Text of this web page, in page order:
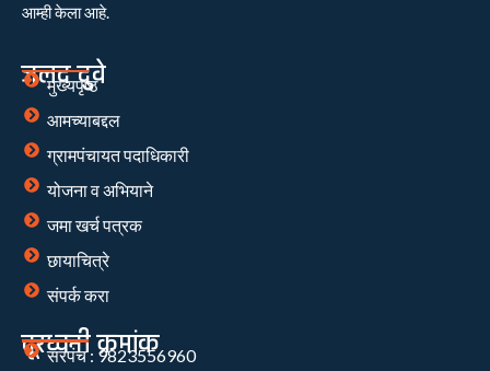
आम्ही केला आहे.
जलद दुवे
मुख्यपृष्ठ
आमच्याबद्दल
ग्रामपंचायत पदाधिकारी
योजना व अभियाने
जमा खर्च पत्रक
छायाचित्रे
संपर्क करा
दूरध्वनी क्रमांक
सरपंच : 9823556960